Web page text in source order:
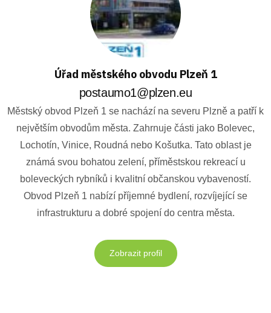
Úřad městského obvodu Plzeň 1
postaumo1@plzen.eu
Městský obvod Plzeň 1 se nachází na severu Plzně a patří k
největším obvodům města. Zahrnuje části jako Bolevec,
Lochotín, Vinice, Roudná nebo Košutka. Tato oblast je
známá svou bohatou zelení, příměstskou rekreací u
boleveckých rybníků i kvalitní občanskou vybaveností.
Obvod Plzeň 1 nabízí příjemné bydlení, rozvíjející se
infrastrukturu a dobré spojení do centra města.
Zobrazit profil